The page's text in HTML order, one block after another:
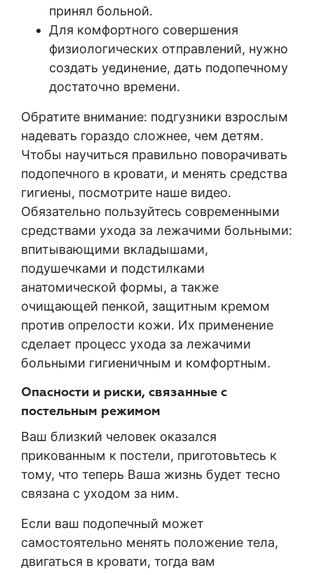
принял больной.
Для комфортного совершения
физиологических отправлений, нужно
создать уединение, дать подопечному
достаточно времени.
Обратите внимание: подгузники взрослым
надевать гораздо сложнее, чем детям.
Чтобы научиться правильно поворачивать
подопечного в кровати, и менять средства
гигиены, посмотрите наше видео.
Обязательно пользуйтесь современными
средствами ухода за лежачими больными:
впитывающими вкладышами,
подушечками и подстилками
анатомической формы, а также
очищающей пенкой, защитным кремом
против опрелости кожи. Их применение
сделает процесс ухода за лежачими
больными гигиеничным и комфортным.
Опасности и риски, связанные с
постельным режимом
Ваш близкий человек оказался
прикованным к постели, приготовьтесь к
тому, что теперь Ваша жизнь будет тесно
связана с уходом за ним.
Если ваш подопечный может
самостоятельно менять положение тела,
двигаться в кровати, тогда вам